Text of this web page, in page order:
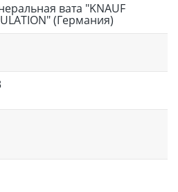
вата "KNAUF
(Германия)